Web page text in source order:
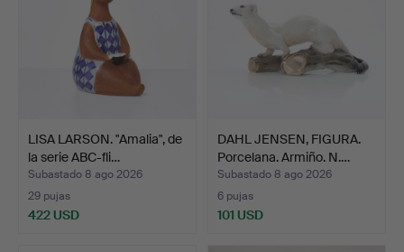
LISA LARSON. "Amalia", de
la serie ABC-fli…
Subastado 8 ago 2026
29 pujas
422 USD
DAHL JENSEN, FIGURA.
Porcelana. Armiño. N.…
Subastado 8 ago 2026
6 pujas
101 USD